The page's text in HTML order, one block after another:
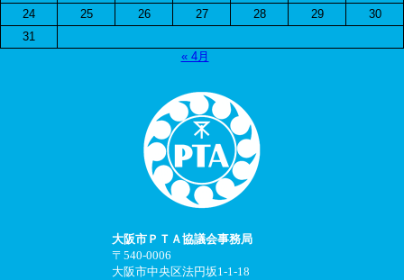
24
25 26 27 28 29
30
31
« 4月
大阪市ＰＴＡ協議会事務局
〒540-0006
大阪市中央区法円坂1-1-18